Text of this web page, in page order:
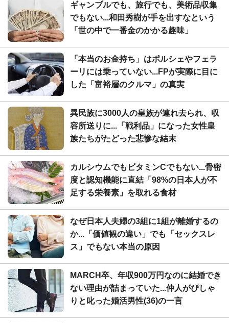
ギャンブルでも、旅行でも、美術品収集
でもない...和田秀樹が手を出すなという
「世の中で一番金のかかる趣味」
「本当のお金持ち」はポルシェやフェラ
ーリには乗っていない...FPが実際に目に
した「富裕層のクルマ」の真実
異民族に3000人の皇族が連れ去られ、収
容所送りに...「戦利品」になった女性皇
族たちがたどった悲惨な結末
カルシウムでもビタミンCでもない...骨密
度と認知機能に直結「98%の日本人が不
足する栄養素」を取れる食材
なぜ日本人夫婦の3組に1組が離婚するの
か...「価値観の違い」でも「セックスレ
ス」でもない本当の原因
MARCH卒、年収900万円なのに結婚でき
ない理由が詰まっていた...仲人がぴしゃ
りと叱った婚活男性(36)の一言